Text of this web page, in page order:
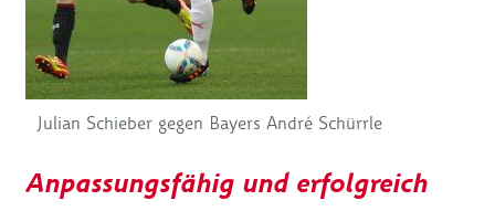
Julian Schieber gegen Bayers André Schürrle
Anpassungsfähig und erfolgreich